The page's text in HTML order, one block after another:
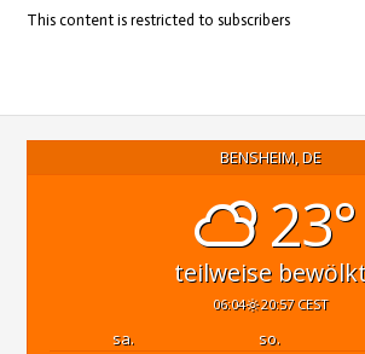
This content is restricted to subscribers
BENSHEIM, DE
23°
teilweise
06:04 20:57 CEST
sa. so.